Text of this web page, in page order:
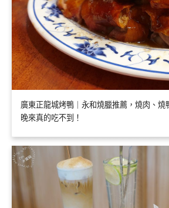
廣東正龍城烤鴨｜永和燒臘推薦，燒肉、燒
晚來真的吃不到！